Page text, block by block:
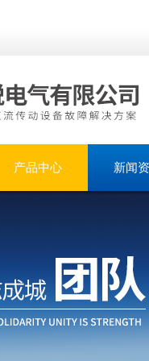
产品中心 新闻